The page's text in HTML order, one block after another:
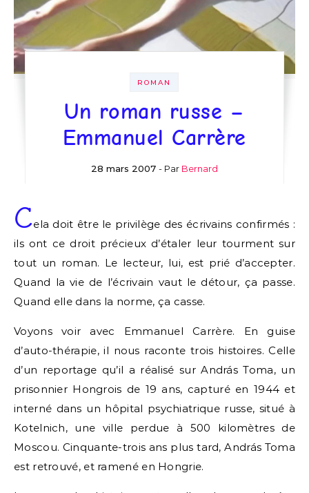
ROMAN
Un roman russe –
Emmanuel Carrère
28 mars 2007 - Par Bernard
Cela doit être le privilège des écrivains confirmés :
ils ont ce droit précieux d’étaler leur tourment sur
tout un roman. Le lecteur, lui, est prié d’accepter.
Quand la vie de l’écrivain vaut le détour, ça passe.
Quand elle dans la norme, ça casse.
Voyons voir avec Emmanuel Carrère. En guise
d’auto-thérapie, il nous raconte trois histoires. Celle
d’un reportage qu’il a réalisé sur András Toma, un
prisonnier Hongrois de 19 ans, capturé en 1944 et
interné dans un hôpital psychiatrique russe, situé à
Kotelnich, une ville perdue à 500 kilomètres de
Moscou. Cinquante-trois ans plus tard, András Toma
est retrouvé, et ramené en Hongrie.